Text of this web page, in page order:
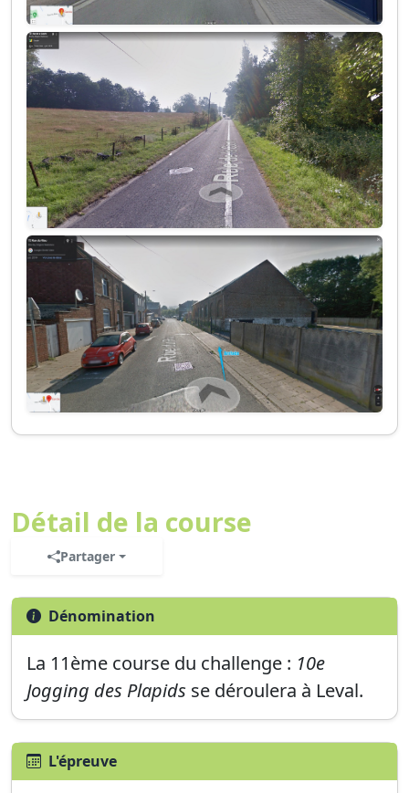
Détail de la course
Partager
Dénomination
La 11ème course du challenge : 10e
Jogging des Plapids se déroulera à Leval.
L'épreuve